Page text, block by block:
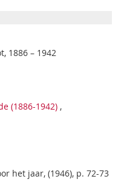
1886 – 1942
(1886-1942) ,
het jaar, (1946), p. 72-73